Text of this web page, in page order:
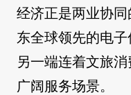
经济正是两业协
东全球领先的电子
另一端连着文旅
广阔服务场景。